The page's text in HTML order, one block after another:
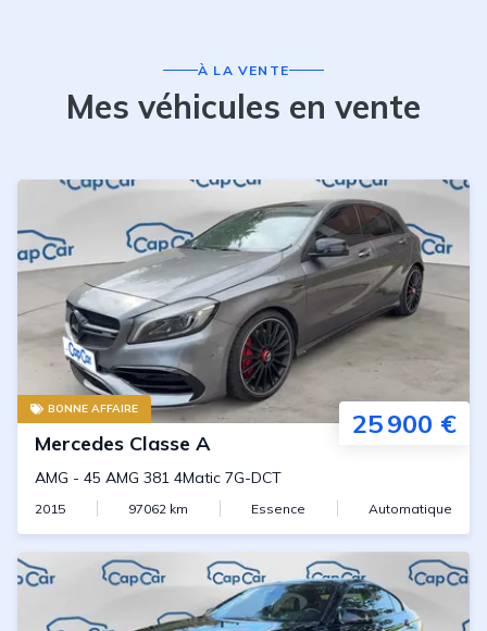
À LA VENTE
Mes véhicules en vente
BONNE AFFAIRE 25 900 €
Mercedes Classe A
AMG - 45 AMG 381 4Matic 7G-DCT
2015 97062 km Essence Automatique